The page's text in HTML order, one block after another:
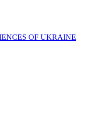
OF UKRAINE